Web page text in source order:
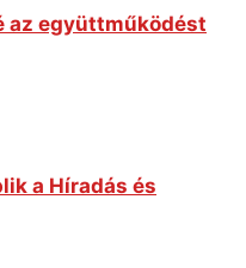
az együttműködést
a Híradás és